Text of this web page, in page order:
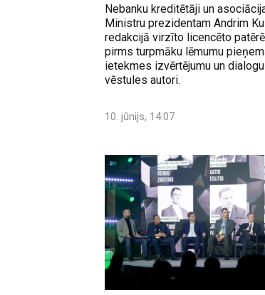
Nebanku kreditētāji un
Ministru prezidentam Andrim
redakcijā virzīto licencēto
pirms turpmāku lēmumu
ietekmes izvērtējumu un
vēstules autori.
10. jūnijs, 14:07